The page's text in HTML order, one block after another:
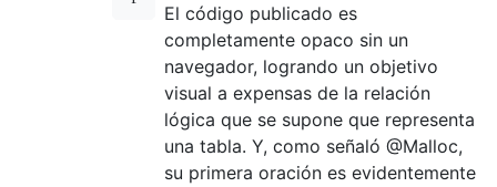
El código publicado es
completamente opaco sin un
navegador, logrando un objetivo
visual a expensas de la relación
lógica que se supone que representa
una tabla. Y, como señaló @Malloc,
su primera oración es evidentemente